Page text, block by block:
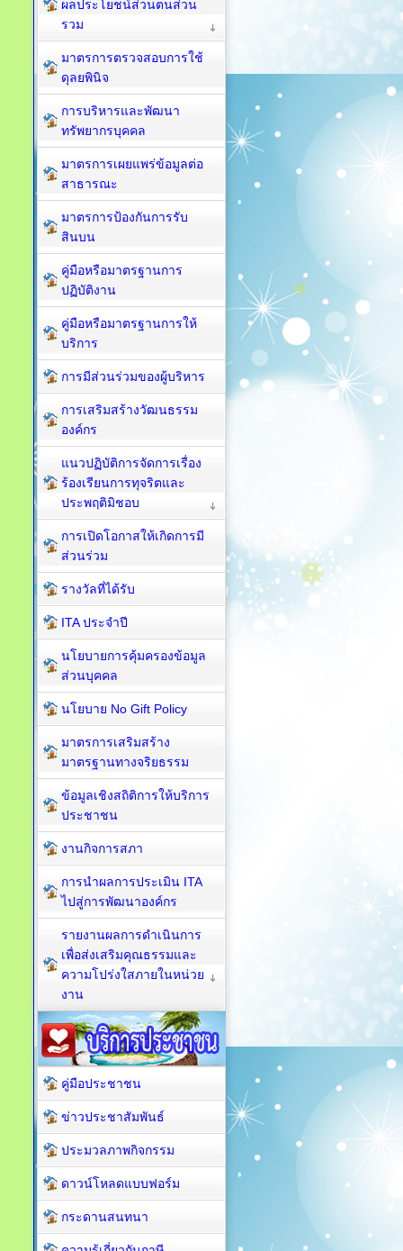
ผลประโยชน์ส่วนตนส่วน
รวม
มาตรการตรวจสอบการใช้
ดุลยพินิจ
การบริหารและพัฒนา
ทรัพยากรบุคคล
มาตรการเผยแพร่ข้อมูลต่อ
สาธารณะ
มาตรการป้องกันการรับ
สินบน
คู่มือหรือมาตรฐานการ
ปฏิบัติงาน
คู่มือหรือมาตรฐานการให้
บริการ
การมีส่วนร่วมของผู้บริหาร
การเสริมสร้างวัฒนธรรม
องค์กร
แนวปฏิบัติการจัดการเรื่อง
ร้องเรียนการทุจริตและ
ประพฤติมิชอบ
การเปิดโอกาสให้เกิดการมี
ส่วนร่วม
รางวัลที่ได้รับ
ITA ประจำปี
นโยบายการคุ้มครองข้อมูล
ส่วนบุคคล
นโยบาย No Gift Policy
มาตรการเสริมสร้าง
มาตรฐานทางจริยธรรม
ข้อมูลเชิงสถิติการให้บริการ
ประชาชน
งานกิจการสภา
การนำผลการประเมิน ITA
ไปสู่การพัฒนาองค์กร
รายงานผลการดำเนินการ
เพื่อส่งเสริมคุณธรรมและ
ความโปร่งใสภายในหน่วย
งาน
คู่มือประชาชน
ข่าวประชาสัมพันธ์
ประมวลภาพกิจกรรม
ดาวน์โหลดแบบฟอร์ม
กระดานสนทนา